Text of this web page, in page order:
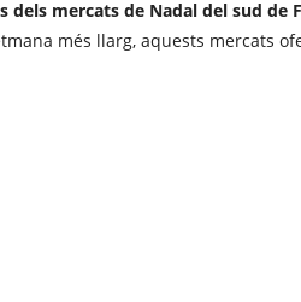
mercats de Nadal del sud de
més llarg, aquests mercats